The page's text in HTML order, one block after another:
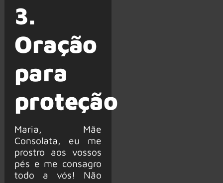
3.
Oração
para
proteção
Maria, Mãe
Consolata, eu me
prostro aos vossos
pés e me consagro
todo a vós! Não